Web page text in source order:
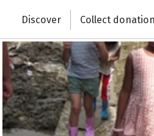
Change the world with your
Discover Collect